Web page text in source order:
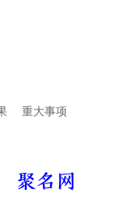
重大事项